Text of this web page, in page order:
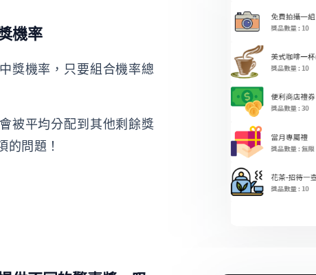
機率
獎機率，只要組合機率總
被平均分配到其他剩餘獎
的問題！